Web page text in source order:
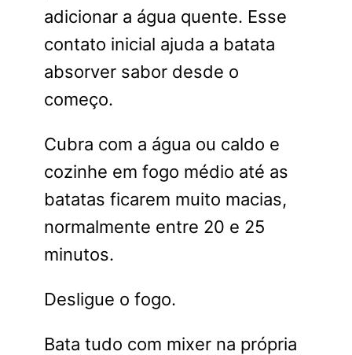
adicionar a água quente. Esse
contato inicial ajuda a batata
absorver sabor desde o
começo.
Cubra com a água ou caldo e
cozinhe em fogo médio até as
batatas ficarem muito macias,
normalmente entre 20 e 25
minutos.
Desligue o fogo.
Bata tudo com mixer na própria